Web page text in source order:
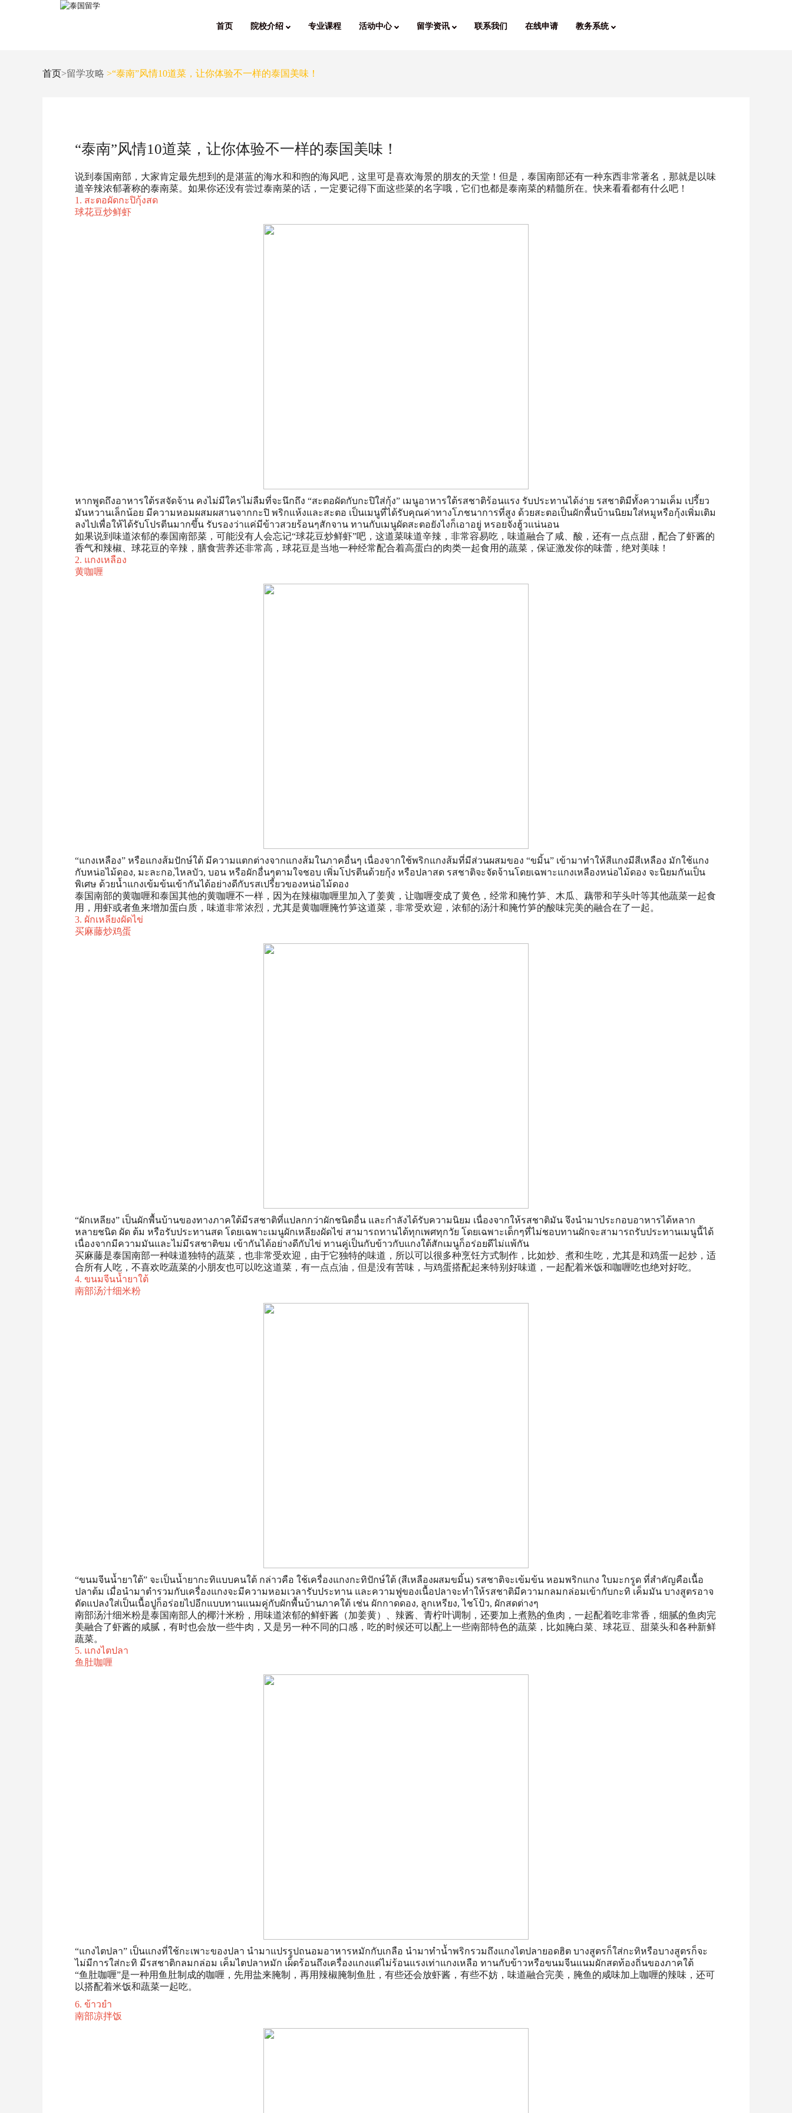
首页 院校介绍 专业课程 活动中心 留学资讯 联系我们 在线申请 教务系统
首页>留学攻略 >“泰南”风情10道菜，让你体验不一样的泰国美味！
“泰南”风情10道菜，让你体验不一样的泰国美味！
说到泰国南部，大家肯定最先想到的是湛蓝的海水和和煦的海风吧，这里可是喜欢海景的朋友的天堂！但是，泰国南部还有一种东西非常著名，那就是以味
道辛辣浓郁著称的泰南菜。如果你还没有尝过泰南菜的话，一定要记得下面这些菜的名字哦，它们也都是泰南菜的精髓所在。快来看看都有什么吧！
1. สะตอผัดกะปิกุ้งสด
球花豆炒鲜虾
หากพูดถึงอาหารใต้รสจัดจ้าน คงไม่มีใครไม่ลืมที่จะนึกถึง “สะตอผัดกับกะปิใส่กุ้ง” เมนูอาหารใต้รสชาติร้อนแรง รับประทานได้ง่าย รสชาติมีทั้งความเค็ม เปรี้ยว
มันหวานเล็กน้อย มีความหอมผสมผสานจากกะปิ พริกแห้งและสะตอ เป็นเมนูที่ได้รับคุณค่าทางโภชนาการที่สูง ด้วยสะตอเป็นผักพื้นบ้านนิยมใส่หมูหรือกุ้งเพิ่มเติม
ลงไปเพื่อให้ได้รับโปรตีนมากขึ้น รับรองว่าแค่มีข้าวสวยร้อนๆสักจาน ทานกับเมนูผัดสะตอยังไงก็เอาอยู่ หรอยจังฮู้วแน่นอน
如果说到味道浓郁的泰国南部菜，可能没有人会忘记“球花豆炒鲜虾”吧，这道菜味道辛辣，非常容易吃，味道融合了咸、酸，还有一点点甜，配合了虾酱的
香气和辣椒、球花豆的辛辣，膳食营养还非常高，球花豆是当地一种经常配合着高蛋白的肉类一起食用的蔬菜，保证激发你的味蕾，绝对美味！
2. แกงเหลือง
黄咖喱
“แกงเหลือง” หรือแกงส้มปักษ์ใต้ มีความแตกต่างจากแกงส้มในภาคอื่นๆ เนื่องจากใช้พริกแกงส้มที่มีส่วนผสมของ “ขมิ้น” เข้ามาทำให้สีแกงมีสีเหลือง มักใช้แกง
กับหน่อไม้ดอง, มะละกอ,ไหลบัว, บอน หรือผักอื่นๆตามใจชอบ เพิ่มโปรตีนด้วยกุ้ง หรือปลาสด รสชาติจะจัดจ้านโดยเฉพาะแกงเหลืองหน่อไม้ดอง จะนิยมกันเป็น
พิเศษ ด้วยน้ำแกงเข้มข้นเข้ากันได้อย่างดีกับรสเปรี้ยวของหน่อไม้ดอง
泰国南部的黄咖喱和泰国其他的黄咖喱不一样，因为在辣椒咖喱里加入了姜黄，让咖喱变成了黄色，经常和腌竹笋、木瓜、藕带和芋头叶等其他蔬菜一起食
用，用虾或者鱼来增加蛋白质，味道非常浓烈，尤其是黄咖喱腌竹笋这道菜，非常受欢迎，浓郁的汤汁和腌竹笋的酸味完美的融合在了一起。
3. ผักเหลียงผัดไข่
买麻藤炒鸡蛋
“ผักเหลียง” เป็นผักพื้นบ้านของทางภาคใต้มีรสชาติที่แปลกกว่าผักชนิดอื่น และกำลังได้รับความนิยม เนื่องจากให้รสชาติมัน จึงนำมาประกอบอาหารได้หลาก
หลายชนิด ผัด ต้ม หรือรับประทานสด โดยเฉพาะเมนูผักเหลียงผัดไข่ สามารถทานได้ทุกเพศทุกวัย โดยเฉพาะเด็กๆที่ไม่ชอบทานผักจะสามารถรับประทานเมนูนี้ได้
เนื่องจากมีความมันและไม่มีรสชาติขม เข้ากันได้อย่างดีกับไข่ ทานคู่เป็นกับข้าวกับแกงใต้สักเมนูก็อร่อยดีไม่แพ้กัน
买麻藤是泰国南部一种味道独特的蔬菜，也非常受欢迎，由于它独特的味道，所以可以很多种烹饪方式制作，比如炒、煮和生吃，尤其是和鸡蛋一起炒，适
合所有人吃，不喜欢吃蔬菜的小朋友也可以吃这道菜，有一点点油，但是没有苦味，与鸡蛋搭配起来特别好味道，一起配着米饭和咖喱吃也绝对好吃。
4. ขนมจีนน้ำยาใต้
南部汤汁细米粉
“ขนมจีนน้ำยาใต้” จะเป็นน้ำยากะทิแบบคนใต้ กล่าวคือ ใช้เครื่องแกงกะทิปักษ์ใต้ (สีเหลืองผสมขมิ้น) รสชาติจะเข้มข้น หอมพริกแกง ใบมะกรูด ที่สำคัญคือเนื้อ
ปลาต้ม เมื่อนำมาตำรวมกับเครื่องแกงจะมีความหอมเวลารับประทาน และความฟูของเนื้อปลาจะทำให้รสชาติมีความกลมกล่อมเข้ากับกะทิ เค็มมัน บางสูตรอาจ
ดัดแปลงใส่เป็นเนื้อปูก็อร่อยไปอีกแบบทานแนมคู่กับผักพื้นบ้านภาคใต้ เช่น ผักกาดดอง, ลูกเหรียง, ไชโป้ว, ผักสดต่างๆ
南部汤汁细米粉是泰国南部人的椰汁米粉，用味道浓郁的鲜虾酱（加姜黄）、辣酱、青柠叶调制，还要加上煮熟的鱼肉，一起配着吃非常香，细腻的鱼肉完
美融合了虾酱的咸腻，有时也会放一些牛肉，又是另一种不同的口感，吃的时候还可以配上一些南部特色的蔬菜，比如腌白菜、球花豆、甜菜头和各种新鲜
蔬菜。
5. แกงไตปลา
鱼肚咖喱
“แกงไตปลา” เป็นแกงที่ใช้กะเพาะของปลา นำมาแปรรูปถนอมอาหารหมักกับเกลือ นำมาทำน้ำพริกรวมถึงแกงไตปลายอดฮิต บางสูตรก็ใส่กะทิหรือบางสูตรก็จะ
ไม่มีการใส่กะทิ มีรสชาติกลมกล่อม เค็มไตปลาหมัก เผ็ดร้อนถึงเครื่องแกงแต่ไม่ร้อนแรงเท่าแกงเหลือ ทานกับข้าวหรือขนมจีนแนมผักสดท้องถิ่นของภาคใต้
“鱼肚咖喱”是一种用鱼肚制成的咖喱，先用盐来腌制，再用辣椒腌制鱼肚，有些还会放虾酱，有些不妨，味道融合完美，腌鱼的咸味加上咖喱的辣味，还可
以搭配着米饭和蔬菜一起吃。
6. ข้าวยำ
南部凉拌饭